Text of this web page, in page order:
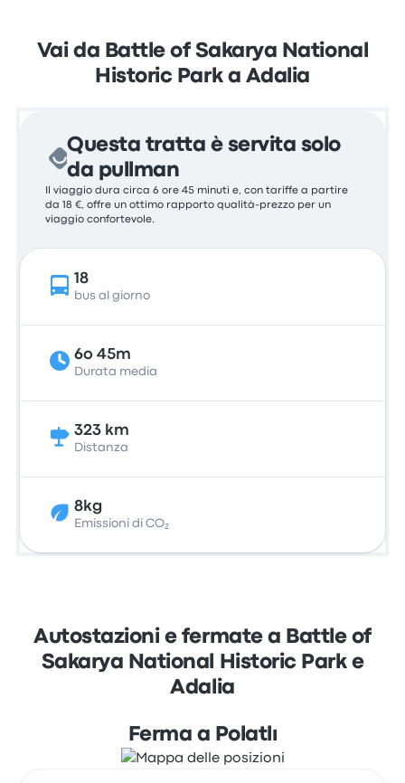
Vai da Battle of Sakarya National
Historic Park a Adalia
Questa tratta è servita solo
da pullman
Il viaggio dura circa 6 ore 45 minuti e, con tariffe a partire
da 18 €, offre un ottimo rapporto qualità-prezzo per un
viaggio confortevole.
18
bus al giorno
6o 45m
Durata media
323 km
Distanza
8kg
Emissioni di CO₂
Autostazioni e fermate a Battle of
Sakarya National Historic Park e
Adalia
Ferma a Polatlı